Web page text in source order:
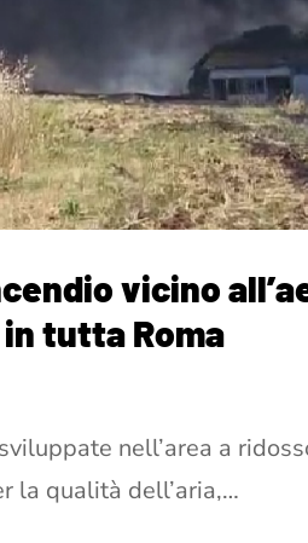
vicino
tutta Roma
nell’area a
la qualità dell’aria,…